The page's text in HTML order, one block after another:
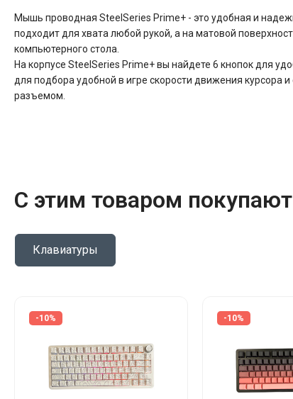
Мышь проводная SteelSeries Prime+ - это удобная и
подходит для хвата любой рукой, а на матовой
компьютерного стола.
На корпусе SteelSeries Prime+ вы найдете 6 кнопок для
для подбора удобной в игре скорости движения
разъемом.
С этим товаром покупают
Клавиатуры
-10% -10%